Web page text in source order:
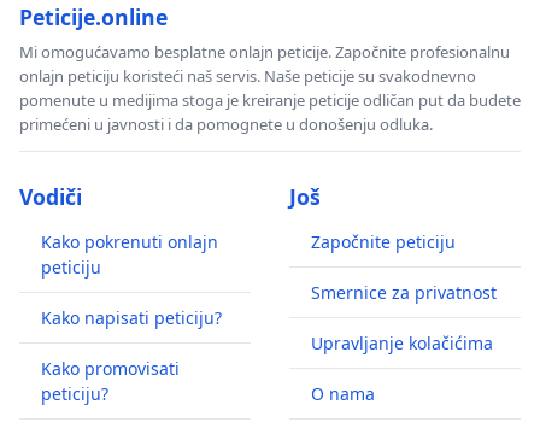
Peticije.online
Mi omogućavamo besplatne onlajn peticije. Započnite profesionalnu
onlajn peticiju koristeći naš servis. Naše peticije su svakodnevno
pomenute u medijima stoga je kreiranje peticije odličan put da budete
primećeni u javnosti i da pomognete u donošenju odluka.
Vodiči
Kako pokrenuti onlajn
peticiju
Kako napisati peticiju?
Kako promovisati
peticiju?
Još
Započnite peticiju
Smernice za privatnost
Upravljanje kolačićima
O nama